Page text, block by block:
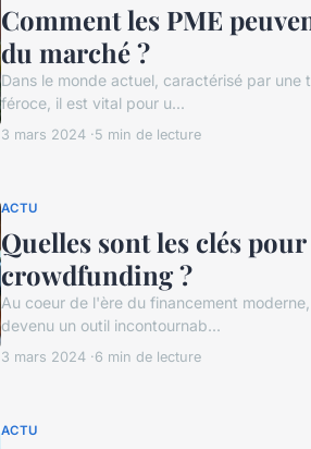
Comment les PME
du marché ?
Dans le monde actuel, caractérisé par
féroce, il est vital pour u...
3 mars 2024 5 min de lecture
ACTU
Quelles sont les clés
crowdfunding ?
Au coeur de l'ère du financement
devenu un outil incontournab...
3 mars 2024 6 min de lecture
ACTU